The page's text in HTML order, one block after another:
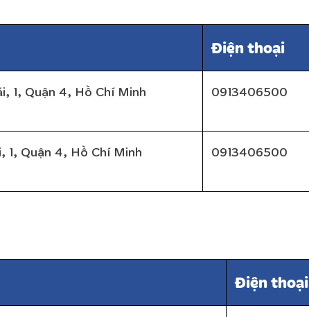
Điện thoại
1, Quận 4, Hồ Chí Minh 0913406500
1, Quận 4, Hồ Chí Minh 0913406500
Điện thoại